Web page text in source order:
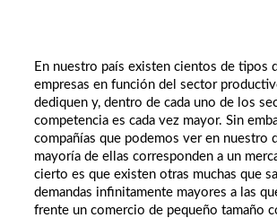
En nuestro país existen cientos de tipos
empresas en función del sector
dediquen y, dentro de cada uno de los
competencia es cada vez mayor. Sin
compañías que podemos ver en nuestro
mayoría de ellas corresponden a un
cierto es que existen otras muchas que
demandas infinitamente mayores a las
frente un comercio de pequeño tamaño